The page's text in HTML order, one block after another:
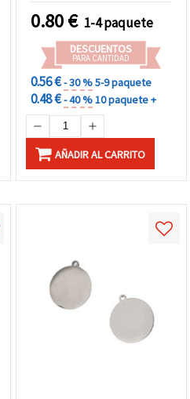
collares, cordones de
cuero y creaciones de
bisutería
0.80€ 1-4 paquete
DESCUENTOS
PARA CANTIDAD
0.56 €- 30 %5-9 paquete
0.48 €- 40 %10 paquete +
AÑADIR AL CARRITO